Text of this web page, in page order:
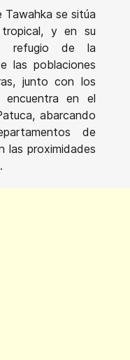
Tawahka se sitúa
y en su
refugio de la
las poblaciones
junto con los
encuentra en el
abarcando
de
las proximidades